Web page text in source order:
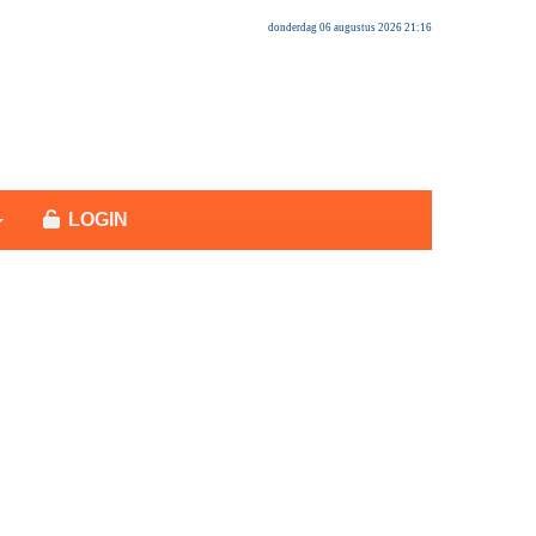
donderdag 06 augustus 2026 21:16
LOGIN